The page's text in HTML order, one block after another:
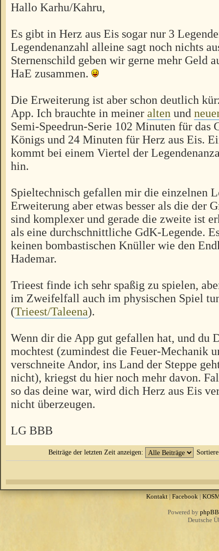
Hallo Karhu/Kahru,
Es gibt in Herz aus Eis sogar nur 3
Legendenanzahl alleine sagt noch nichts
Sternenschild geben wir gerne mehr Geld
HaE zusammen.
Die Erweiterung ist aber schon deutlich
App. Ich brauchte in meiner alten und
Semi-Speedrun-Serie 102 Minuten für das
Königs und 24 Minuten für Herz aus Eis.
kommt bei einem Viertel der
hin.
Spieltechnisch gefallen mir die einzelnen
Erweiterung aber etwas besser als die der
sind komplexer und gerade die zweite ist
als eine durchschnittliche GdK-Legende.
keinen bombastischen Knüller wie den
Hademar.
Trieest finde ich sehr spaßig zu spielen,
im Zweifelfall auch im physischen Spiel
(Trieest/Taleena).
Wenn dir die App gut gefallen hat, und du
mochtest (zumindest die Feuer-Mechanik
verschneite Andor, ins Land der Steppe
nicht), kriegst du hier noch mehr davon.
so das deine war, wird dich Herz aus Eis
nicht überzeugen.
LG BBB
Beiträge der letzten Zeit anzeigen:
Kontakt|Facebook|
Powered by phpBB
Deutsche